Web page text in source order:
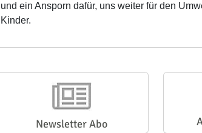
und ein Ansporn dafür, uns weiter für den
Kinder.
Newsletter Abo